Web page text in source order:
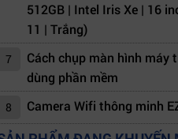
512GB | Intel Iris Xe | 16
11 | Trắng)
7
Cách chụp màn hình máy
dùng phần mềm
8 Camera Wifi thông minh